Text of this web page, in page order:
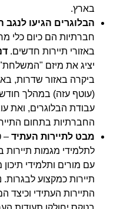
בארץ.
הבלוגרים הגיעו לנגב
חברתיות הם כיום כלי
באזורי תיירות חדשים.דני
יציג את מיזם "המשלחת"
ביקרה באזור שדרות,
(עוטף עזה) במהלך חודש
עבודת הבלוגרים, ואת
החברתיות בתחום התיירות.
מבט לתיירות העתיד–
לתלמידי מגמות תיירות
עם מורים ותלמידי תיכון
תיירות כמקצוע לבגרות.
התיירות העתידי וכיצד